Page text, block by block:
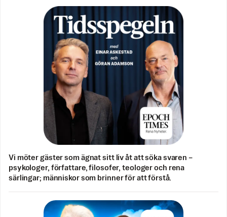
Vi möter gäster som ägnat sitt liv åt att söka svaren –
psykologer, författare, filosofer, teologer och rena
särlingar; människor som brinner för att förstå.